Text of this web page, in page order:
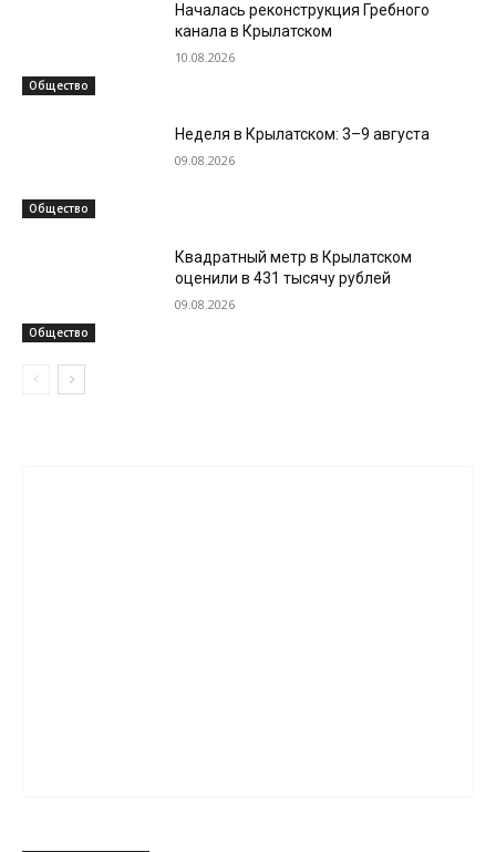
Общество
Началась реконструкция Гребного
канала в Крылатском
10.08.2026
Общество
Неделя в Крылатском: 3–9 августа
09.08.2026
Общество
Квадратный метр в Крылатском
оценили в 431 тысячу рублей
09.08.2026